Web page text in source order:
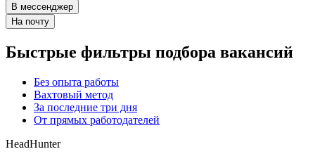
В мессенджер
На почту
Быстрые фильтры подбора вакансий
Без опыта работы
Вахтовый метод
За последние три дня
От прямых работодателей
HeadHunter